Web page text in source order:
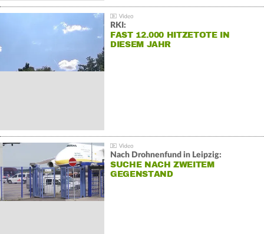
RKI:
FAST 12.000 HITZETOTE IN
DIESEM JAHR
Nach Drohnenfund in Leipzig:
SUCHE NACH ZWEITEM
GEGENSTAND